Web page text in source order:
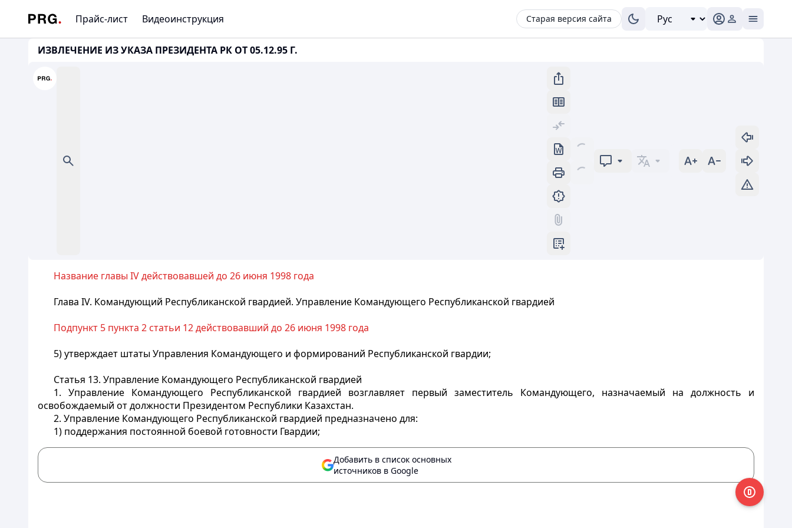
Прайс-лист Видеоинструкция Старая версия сайта
ИЗВЛЕЧЕНИЕ ИЗ УКАЗА ПРЕЗИДЕНТА РК ОТ 05.12.95 Г.
Название главы IV действовавшей до 26 июня 1998 года
Глава IV. Командующий Республиканской гвардией. Управление Командующего Республиканской гвардией
Подпункт 5 пункта 2 статьи 12 действовавший до 26 июня 1998 года
5) утверждает штаты Управления Командующего и формирований Республиканской гвардии;
Статья 13. Управление Командующего Республиканской гвардией
1. Управление Командующего Республиканской гвардией возглавляет первый заместитель Командующего, назначаемый на должность и
освобождаемый от должности Президентом Республики Казахстан.
2. Управление Командующего Республиканской гвардией предназначено для:
1) поддержания постоянной боевой готовности Гвардии;
Добавить в список основных
источников в Google